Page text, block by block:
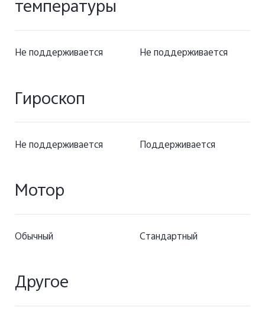
температуры
Не поддерживается Не поддерживается
Гироскоп
Не поддерживается Поддерживается
Мотор
Обычный Стандартный
Другое